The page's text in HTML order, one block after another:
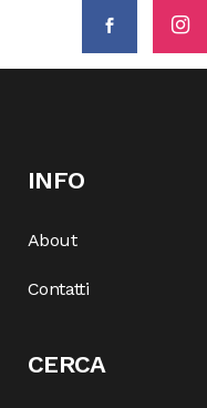
INFO
About
Contatti
CERCA